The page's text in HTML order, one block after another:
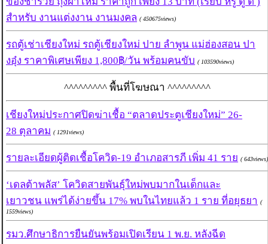
สำหรับ งานแต่งงาน งานมงคล ( 450675views)
รถตู้เช่าเชียงใหม่ รถตู้เชียงใหม่ ปาย ลำพูน แม่ฮ่องสอน ปา
งอุ๋ง ราคาพิเศษเพียง 1,800฿/วัน พร้อมคนขับ ( 103590views)
^^^^^^^^^ พื้นที่โฆษณา ^^^^^^^^^
เชียงใหม่ประกาศปิดฆ่าเชื้อ “ตลาดประตูเชียงใหม่” 26-
28 ตุลาคม ( 1291views)
รายละเอียดผู้ติดเชื้อโควิด-19 อำเภอสารภี เพิ่ม 41 ราย ( 643views)
‘เดลต้าพลัส’ โควิดสายพันธุ์ใหม่พบมากในเด็กและ
เยาวชน แพร่ได้ง่ายขึ้น 17% พบในไทยแล้ว 1 ราย ที่อยุธยา (
1559views)
รมว.ศึกษาธิการยืนยันพร้อมเปิดเรียน 1 พ.ย. หลังฉีด